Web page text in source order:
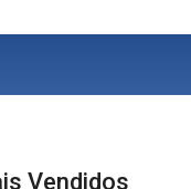
Vendidos